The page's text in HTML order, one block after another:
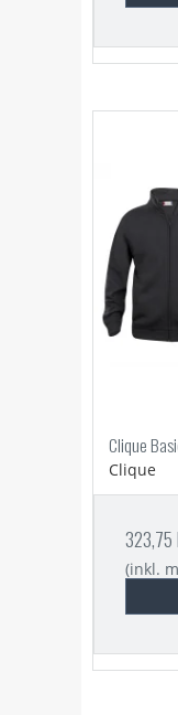
Clique
Clique
323,75
(inkl.